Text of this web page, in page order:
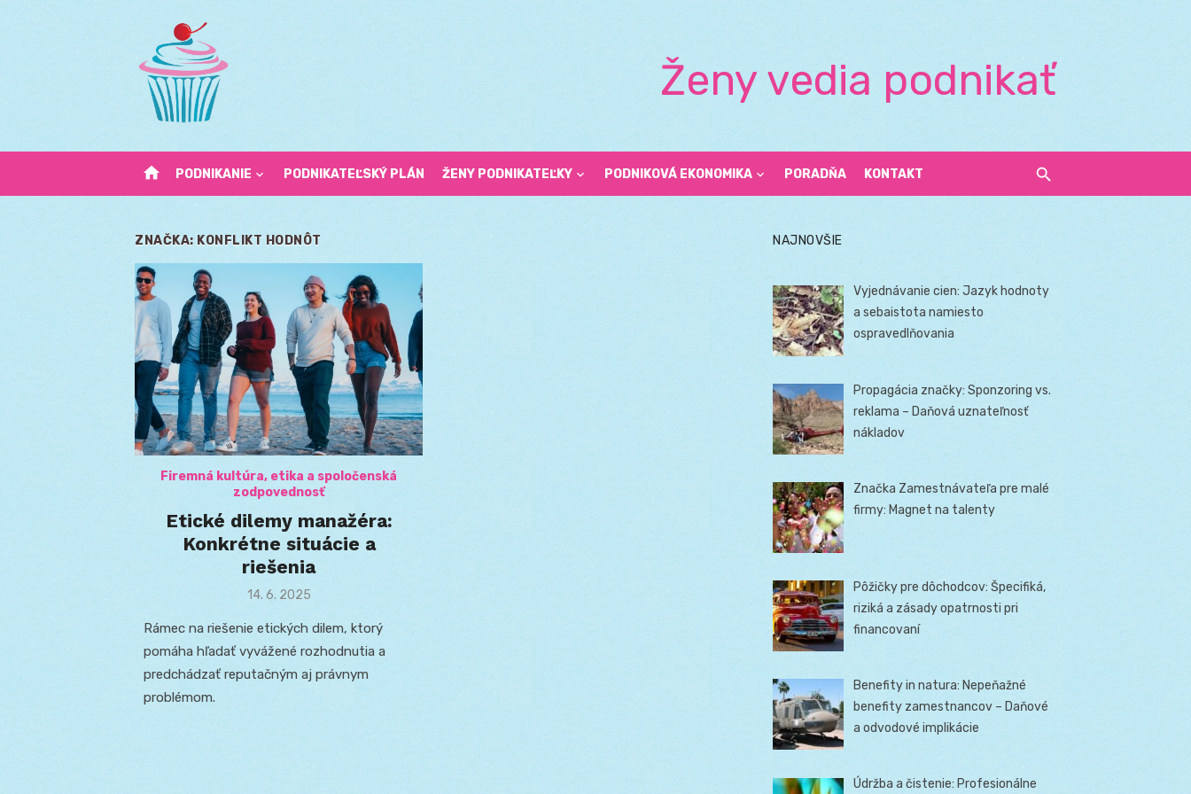
Ženy vedia podnikať
home PODNIKANIE PODNIKATEĽSKÝ PLÁN ŽENY PODNIKATEĽKY PODNIKOVÁ EKONOMIKA PORADŇA KONTAKT
ZNAČKA: KONFLIKT HODNÔT
Firemná kultúra, etika a spoločenská
zodpovednosť
Etické dilemy manažéra:
Konkrétne situácie a
riešenia
Posted
14. 6. 2025
Rámec na riešenie etických dilem, ktorý
pomáha hľadať vyvážené rozhodnutia a
predchádzať reputačným aj právnym
problémom.
NAJNOVŠIE
Vyjednávanie cien: Jazyk hodnoty
a sebaistota namiesto
ospravedlňovania
Propagácia značky: Sponzoring vs.
reklama – Daňová uznateľnosť
nákladov
Značka Zamestnávateľa pre malé
firmy: Magnet na talenty
Pôžičky pre dôchodcov: Špecifiká,
riziká a zásady opatrnosti pri
financovaní
Benefity in natura: Nepeňažné
benefity zamestnancov – Daňové
a odvodové implikácie
Údržba a čistenie: Profesionálne